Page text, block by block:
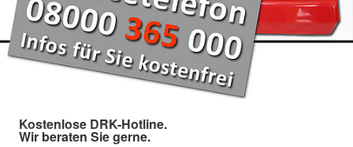
Kostenlose DRK-Hotline.
Wir beraten Sie gerne.